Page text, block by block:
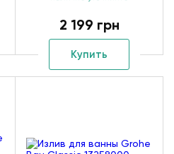
2 199 грн
Купить